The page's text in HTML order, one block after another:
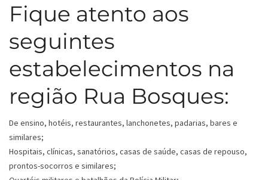
Fique atento aos
seguintes
estabelecimentos na
região Rua Bosques:
De ensino, hotéis, restaurantes, lanchonetes, padarias, bares e
similares;
Hospitais, clínicas, sanatórios, casas de saúde, casas de repouso,
prontos-socorros e similares;